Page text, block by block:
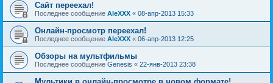
Сайт переехал!
Последнее сообщение AleXXX « 08-апр-2013 15:33
Онлайн-просмотр переехал!
Последнее сообщение AleXXX « 06-апр-2013 12:25
Обзоры на мультфильмы
Последнее сообщение Genesis « 22-янв-2013 23:38